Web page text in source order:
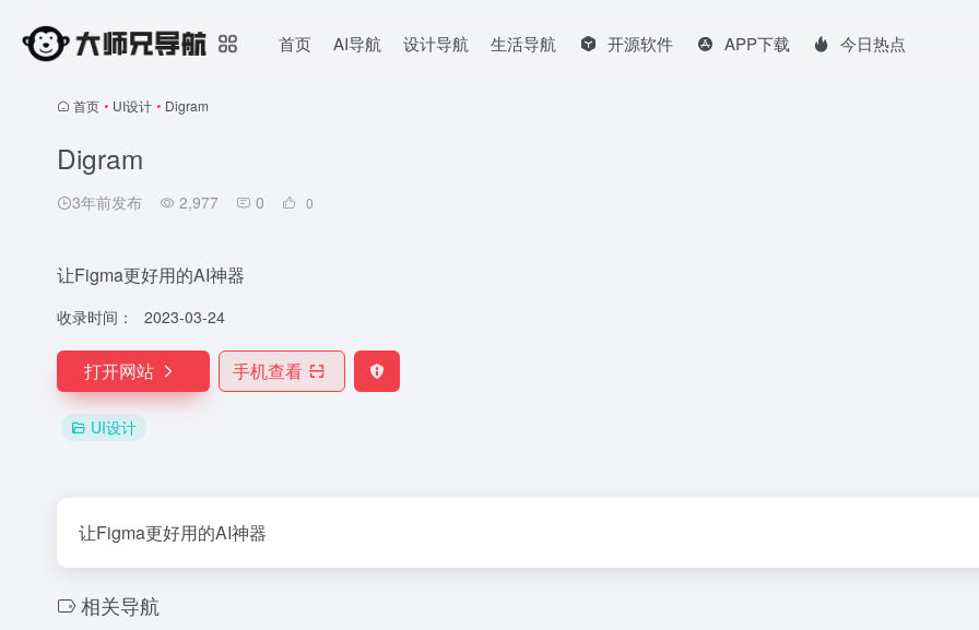
首页 AI导航 设计导航 生活导航 开源软件 APP下载 今日热点
首页 • UI设计 • Digram
Digram
3年前发布 2,977 0 0
让Figma更好用的AI神器
收录时间： 2023-03-24
打开网站 手机查看
UI设计
让Figma更好用的AI神器
相关导航